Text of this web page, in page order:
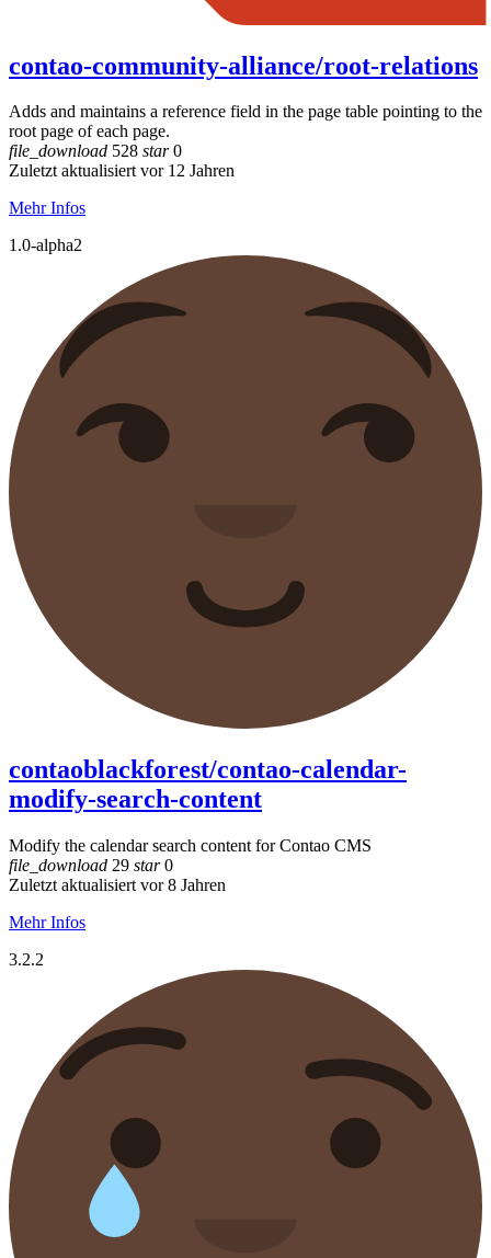
contao-community-alliance/root-relations
Adds and maintains a reference field in the page table pointing to the
root page of each page.
file_download 528 star0
Zuletzt aktualisiert vor 12 Jahren
Mehr Infos
1.0-alpha2
contaoblackforest/contao-calendar-
modify-search-content
Modify the calendar search content for Contao CMS
file_download 29 star0
Zuletzt aktualisiert vor 8 Jahren
Mehr Infos
3.2.2